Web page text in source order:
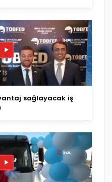
sağlayacak iş